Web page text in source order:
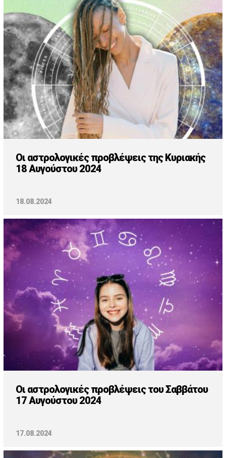
ΣΥΝΔΕΣΜΟΙ
Tv
Πρώτο
Style
Οι αστρολογικές προβλέψεις της Κυριακής
18 Αυγούστου 2024
18.08.2024
Οι αστρολογικές προβλέψεις του Σαββάτου
17 Αυγούστου 2024
17.08.2024